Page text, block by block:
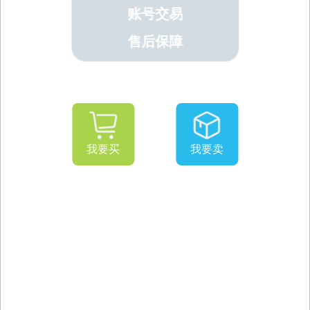
账号交易
售后保障
我要买 我要卖